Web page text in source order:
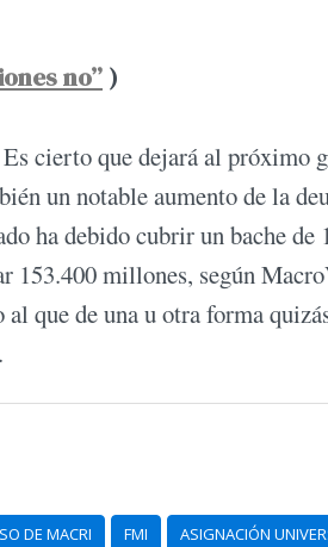
no” )
cierto que dejará al próximo
un notable aumento de la
ha debido cubrir un bache de
153.400 millones, según
que de una u otra forma
DE MACRI FMI ASIGNACIÓN